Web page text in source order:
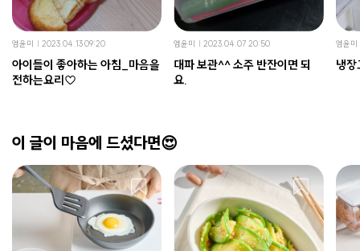
엄윤미 2023.04.13 09:20
아이들이 좋아하는 아침_마음을
전하는요리♡
엄윤미 2023.04.07 20:50
대파 보관^^ 소주 반잔이면 되
요.
엄윤미
냉
이 글이 마음에 드셨다면😍